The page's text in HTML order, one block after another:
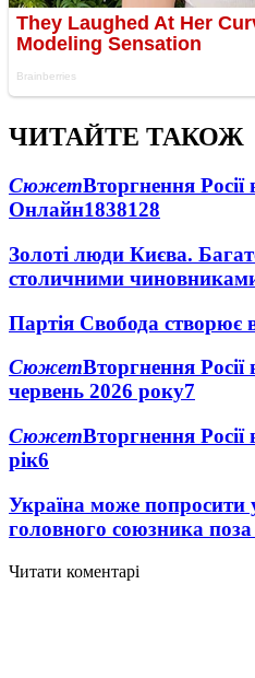
ЧИТАЙТЕ ТАКОЖ
СюжетВторгнення Росії
Онлайн1838128
Золоті люди Києва.
столичними
Партія Свобода створює
СюжетВторгнення Росії
червень 2026 року7
СюжетВторгнення Росії
рік6
Україна може
головного союзника
Читати коментарі